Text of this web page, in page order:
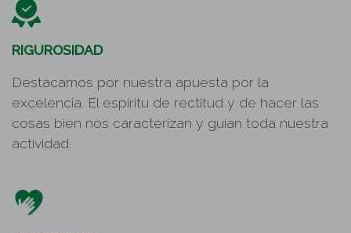
RIGUROSIDAD
Destacamos por nuestra apuesta por la
excelencia. El espíritu de rectitud y de hacer las
cosas bien nos caracterizan y guían toda nuestra
actividad.